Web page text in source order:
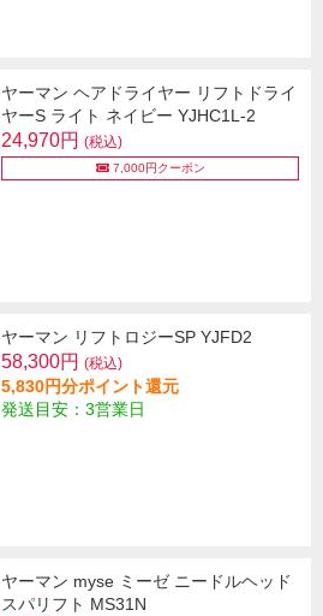
ヤーマン ヘアドライヤー リフトドライ
ヤーS ライト ネイビー YJHC1L-2
24,970円 (税込)
7,000円クーポン
ヤーマン リフトロジーSP YJFD2
58,300円 (税込)
5,830円分ポイント還元
発送目安：3営業日
ヤーマン myse ミーゼ ニードルヘッド
スパリフト MS31N